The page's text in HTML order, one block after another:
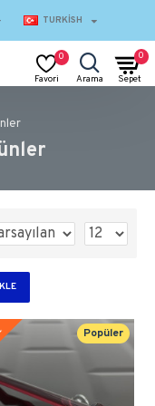
TURKISH
0 0
Popüler